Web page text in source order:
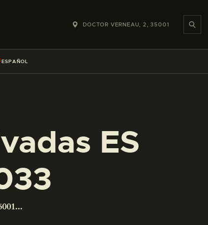
DOCTOR VERNEAU, 2, 35001
ESPAÑOL
ES